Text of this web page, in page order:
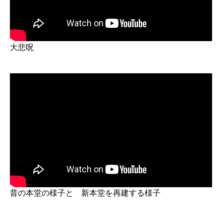
大悲呪
昔の本堂の様子と 新本堂を再建する様子